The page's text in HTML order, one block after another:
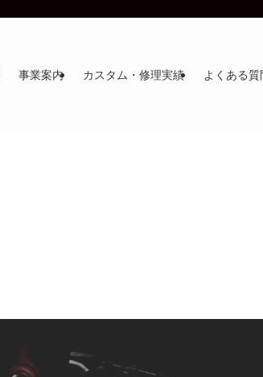
事業案内 カスタム・修理実績 よくある質